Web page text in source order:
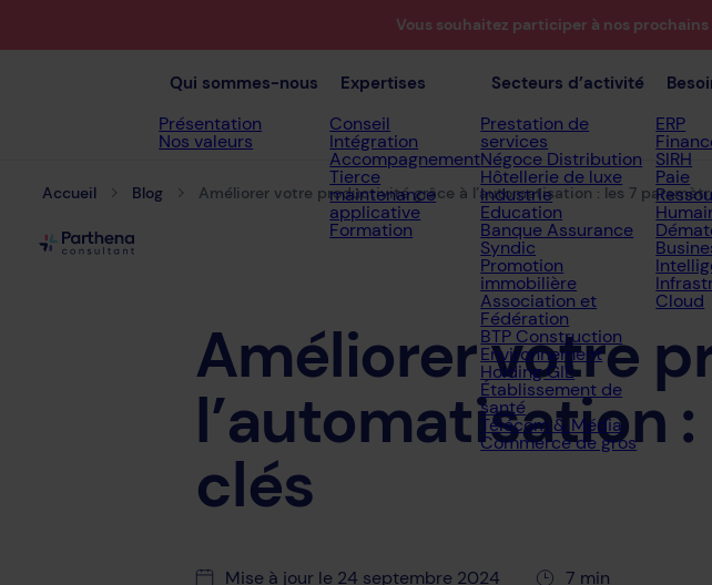
Qui sommes-nous
Présentation
Nos valeurs
Expertises
Conseil
Intégration
Accompagnement
Tierce
maintenance
applicative
Formation
Secteurs d’activité
Prestation de
services
Négoce Distribution
Hôtellerie de luxe
Industrie
Education
Banque Assurance
Syndic
Promotion
immobilière
Association et
Fédération
BTP Construction
Environnement
Holding GIE
Établissement de
santé
Télécom & Média
Commerce de gros
ERP
SIRH
Paie
Cloud
Vous souhaitez participer à nos
Améliorer votre productivité grâce à l’automatisation : les 7
Accueil Blog
Améliorervotre
l’automatisation :
clés
Mise à jour le 24 septembre 2024 7 min